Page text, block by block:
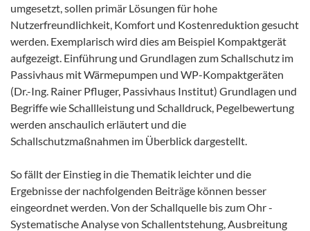
umgesetzt, sollen primär Lösungen für hohe
Nutzerfreundlichkeit, Komfort und Kostenreduktion gesucht
werden. Exemplarisch wird dies am Beispiel Kompaktgerät
aufgezeigt. Einführung und Grundlagen zum Schallschutz im
Passivhaus mit Wärmepumpen und WP-Kompaktgeräten
(Dr.-Ing. Rainer Pfluger, Passivhaus Institut) Grundlagen und
Begriffe wie Schallleistung und Schalldruck, Pegelbewertung
werden anschaulich erläutert und die
Schallschutzmaßnahmen im Überblick dargestellt.
So fällt der Einstieg in die Thematik leichter und die
Ergebnisse der nachfolgenden Beiträge können besser
eingeordnet werden. Von der Schallquelle bis zum Ohr -
Systematische Analyse von Schallentstehung, Ausbreitung